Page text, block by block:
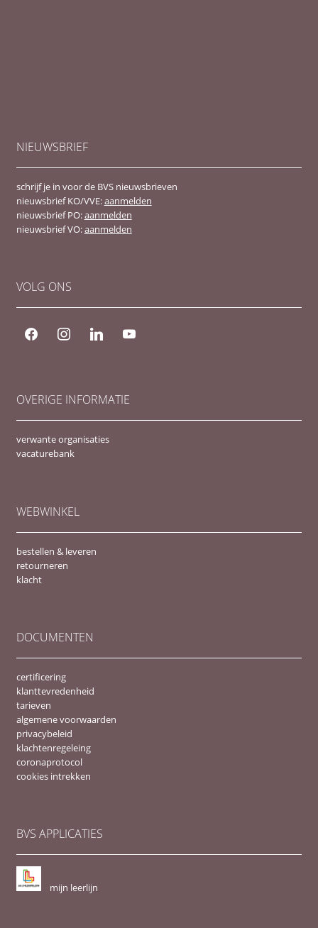
NIEUWSBRIEF
schrijf je in voor de BVS nieuwsbrieven
nieuwsbrief KO/VVE:aanmelden
nieuwsbrief PO:aanmelden
nieuwsbrief VO:aanmelden
VOLG ONS
facebook instagramlinkedin youtube
OVERIGE INFORMATIE
verwante organisaties
vacaturebank
WEBWINKEL
bestellen & leveren
retourneren
klacht
DOCUMENTEN
certificering
klanttevredenheid
tarieven
algemene voorwaarden
privacybeleid
klachtenregeleing
coronaprotocol
cookies intrekken
BVS APPLICATIES
mijn leerlijn